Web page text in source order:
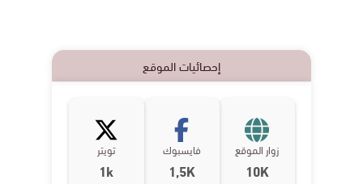
إحصائيات الموقع
زوار الموقع
10K
فايسبوك
1,5K
تويتر
1k